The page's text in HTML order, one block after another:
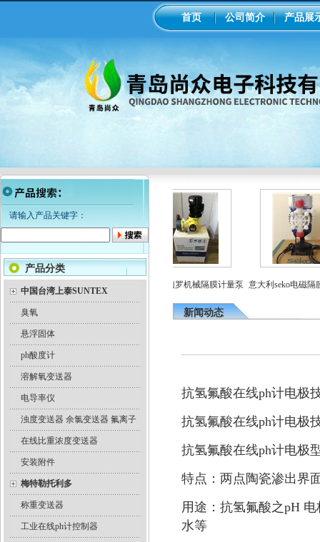
首页 公司简介 产品展
请输入产品关键字：
产品分类
中国台湾上泰SUNTEX
臭氧
悬浮固体
ph酸度计
溶解氧变送器
电导率仪
浊度变送器 余氯变送器 氟离子
在线比重浓度变送器
安装附件
梅特勒托利多
称重变送器
工业在线ph计控制器
药
工业在线ph/orp计变送器 美国米顿罗机械隔膜计量泵 意大利seko电磁隔膜
新闻动态
抗氢氟酸在线ph计电极
抗氢氟酸在线ph计电极
抗氢氟酸在线ph计电极
特点：两点陶瓷渗出界
用途：抗氢氟酸之pH
水等